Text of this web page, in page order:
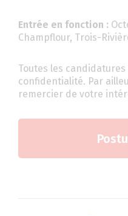
Entrée en fonction :
Champflour, Trois-
Toutes les
confidentialité. Par
remercier de votre